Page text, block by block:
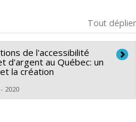
Tout déplier
de l'accessibilité
d'argent au Québec: un
la création
2020